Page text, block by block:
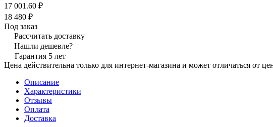
17 001.60 ₽
18 480 ₽
Под заказ
Рассчитать доставку
Нашли дешевле?
Гарантия 5 лет
Цена действительна только для интернет-магазина и может отличаться от
Описание
Характеристики
Отзывы
Оплата
Доставка